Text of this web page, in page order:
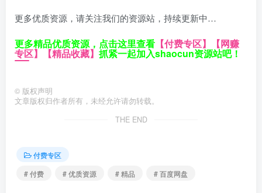
更多优质资源，请关注我们的资源站，持续更新中…
更多精品优质资源，点击这里查看 【付费专区】 【网赚
专区】 【精品收藏】 抓紧一起加入shaocun资源站吧！
© 版权声明
文章版权归作者所有，未经允许请勿转载。
THE END
付费专区
# 付费
# 优质资源 # 精品 # 百度网盘